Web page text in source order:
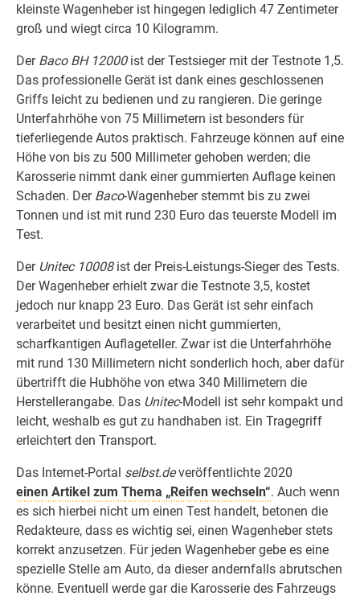
kleinste Wagenheber ist hingegen lediglich 47 Zentimeter
groß und wiegt circa 10 Kilogramm.
Der Baco BH 12000ist der Testsieger mit der Testnote 1,5.
Das professionelle Gerät ist dank eines geschlossenen
Griffs leicht zu bedienen und zu rangieren. Die geringe
Unterfahrhöhe von 75 Millimetern ist besonders für
tieferliegende Autos praktisch. Fahrzeuge können auf eine
Höhe von bis zu 500 Millimeter gehoben werden; die
Karosserie nimmt dank einer gummierten Auflage keinen
Schaden. Der Baco-Wagenheber stemmt bis zu zwei
Tonnen und ist mit rund 230 Euro das teuerste Modell im
Test.
Der Unitec 10008ist der Preis-Leistungs-Sieger des Tests.
Der Wagenheber erhielt zwar die Testnote 3,5, kostet
jedoch nur knapp 23 Euro. Das Gerät ist sehr einfach
verarbeitet und besitzt einen nicht gummierten,
scharfkantigen Auflageteller. Zwar ist die Unterfahrhöhe
mit rund 130 Millimetern nicht sonderlich hoch, aber dafür
übertrifft die Hubhöhe von etwa 340 Millimetern die
Herstellerangabe. Das Unitec-Modell ist sehr kompakt und
leicht, weshalb es gut zu handhaben ist. Ein Tragegriff
erleichtert den Transport.
Das Internet-Portal selbst.deveröffentlichte 2020
einen Artikel zum Thema „Reifen wechseln“. Auch wenn
es sich hierbei nicht um einen Test handelt, betonen die
Redakteure, dass es wichtig sei, einen Wagenheber stets
korrekt anzusetzen. Für jeden Wagenheber gebe es eine
spezielle Stelle am Auto, da dieser andernfalls abrutschen
könne. Eventuell werde gar die Karosserie des Fahrzeugs